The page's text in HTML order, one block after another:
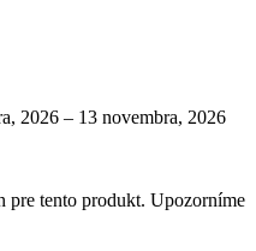
2026 – 13 novembra, 2026
pre tento produkt. Upozorníme